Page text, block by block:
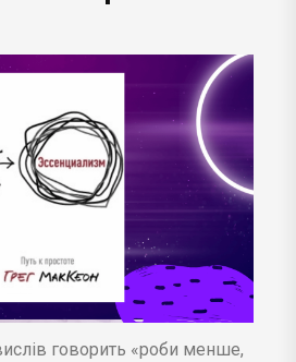
говорить «роби менше,